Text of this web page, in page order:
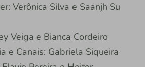
Verônica Silva e Saanjh Su
Veiga e Bianca Cordeiro
e Canais: Gabriela Siqueira